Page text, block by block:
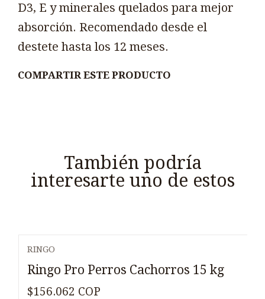
D3, E y minerales quelados para mejor
absorción. Recomendado desde el
destete hasta los 12 meses.
COMPARTIR ESTE PRODUCTO
También podría
interesarte uno de estos
RINGO
Ringo Pro Perros Cachorros 15 kg
$156.062 COP